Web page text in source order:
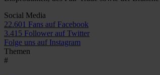
Social Media
22.601 Fans auf Facebook
3.415 Follower auf Twitter
Folge uns auf Instagram
Themen
#